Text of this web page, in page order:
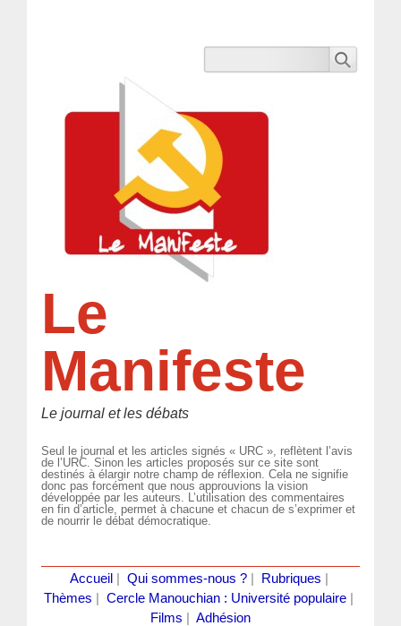
Le
Manifeste
Le journal et les débats
Seul le journal et les articles signés « URC », reflètent l’avis
de l’URC. Sinon les articles proposés sur ce site sont
destinés à élargir notre champ de réflexion. Cela ne signifie
donc pas forcément que nous approuvions la vision
développée par les auteurs. L’utilisation des commentaires
en fin d’article, permet à chacune et chacun de s’exprimer et
de nourrir le débat démocratique.
Accueil Qui sommes-nous ?| Rubriques
Thèmes
Cercle Manouchian : Université populaire
Films
Adhésion